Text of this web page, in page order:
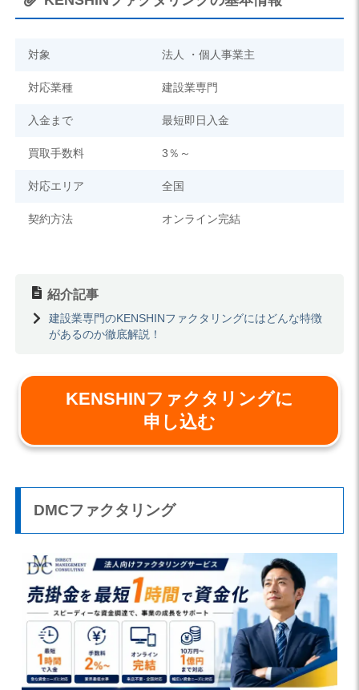
対象 法人 ・個人事業主
対応業種 建設業専門
入金まで 最短即日入金
買取手数料 3％～
対応エリア 全国
契約方法 オンライン完結
紹介記事
建設業専門のKENSHINファクタリングにはどんな特徴
があるのか徹底解説！
KENSHINファクタリングに
申し込む
DMCファクタリング